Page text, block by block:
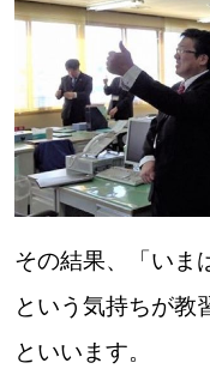
パートナーメディア
運営会社
情報提供・お問い合わせ
プラ
その結果、「いま
という気持ちが教
といいます。